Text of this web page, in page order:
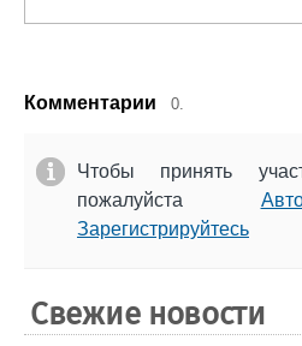
Комментарии 0.
Чтобы принять
пожалуйста
Зарегистрируйтесь
Свежие новости